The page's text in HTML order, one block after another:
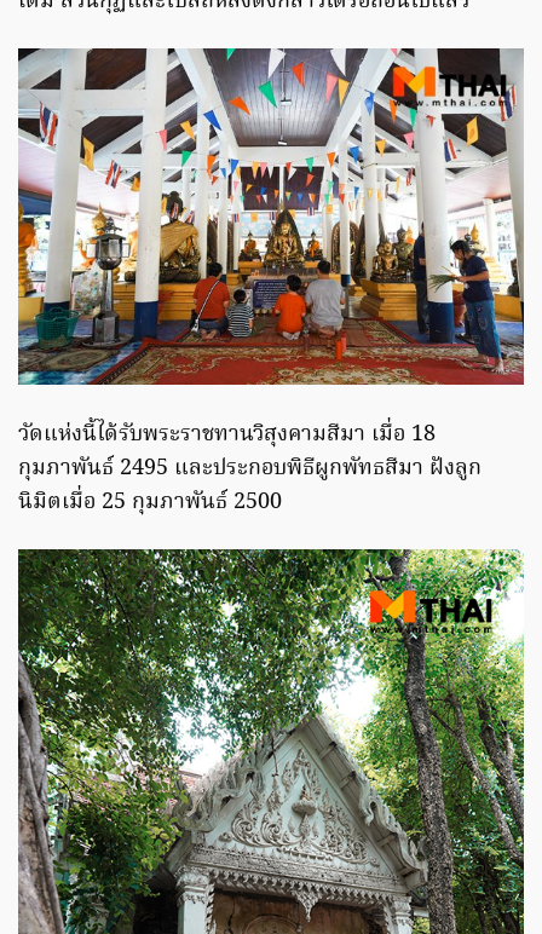
วัดแห่งนี้ได้รับพระราชทานวิสุงคามสีมา เมื่อ 18
กุมภาพันธ์ 2495 และประกอบพิธีผูกพัทธสีมา ฝังลูก
นิมิตเมื่อ 25 กุมภาพันธ์ 2500